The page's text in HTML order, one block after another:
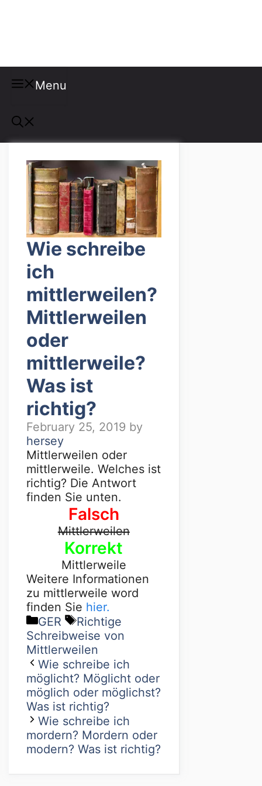
Menu
Wie schreibe
ich
mittlerweilen?
Mittlerweilen
oder
mittlerweile?
Was ist
richtig?
February 25, 2019 by
hersey
Mittlerweilen oder
mittlerweile. Welches ist
richtig? Die Antwort
finden Sie unten.
Falsch
Mittlerweilen
Korrekt
Mittlerweile
Weitere Informationen
zu mittlerweile word
finden Sie hier.
GER
Richtige
Schreibweise von
Mittlerweilen
Wie schreibe ich
möglicht? Möglicht oder
möglich oder möglichst?
Was ist richtig?
Wie schreibe ich
mordern? Mordern oder
modern? Was ist richtig?